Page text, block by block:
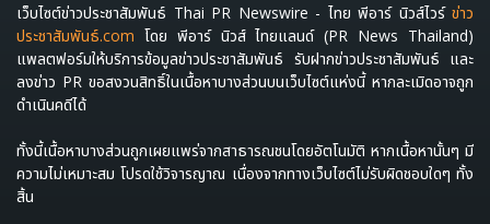
เว็บไซต์ข่าวประชาสัมพันธ์ Thai PR Newswire - ไทย พีอาร์ นิวส์ไวร์ ข่าว
ประชาสัมพันธ์.com โดย พีอาร์ นิวส์ ไทยแลนด์ (PR News Thailand)
แพลตฟอร์มให้บริการข้อมูลข่าวประชาสัมพันธ์ รับฝากข่าวประชาสัมพันธ์ และ
ลงข่าว PR ขอสงวนสิทธิ์ในเนื้อหาบางส่วนบนเว็บไซต์แห่งนี้ หากละเมิดอาจถูก
ดำเนินคดีได้
ทั้งนี้เนื้อหาบางส่วนถูกเผยแพร่จากสาธารณชนโดยอัตโนมัติ หากเนื้อหานั้นๆ มี
ความไม่เหมาะสม โปรดใช้วิจารญาณ เนื่องจากทางเว็บไซต์ไม่รับผิดชอบใดๆ ทั้ง
สิ้น